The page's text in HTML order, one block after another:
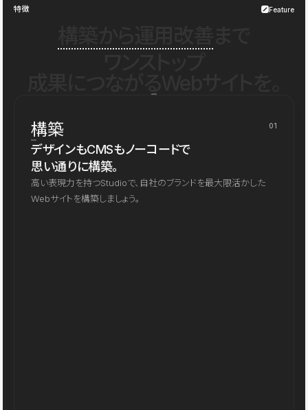
特徴 Feature
構築 01
デザインもCMSもノーコードで
思い通りに構築。
高い表現力を持つStudioで、自社のブランドを最大限活かした
Webサイトを構築しましょう。